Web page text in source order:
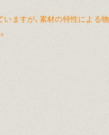
ますが、素材の特性による物